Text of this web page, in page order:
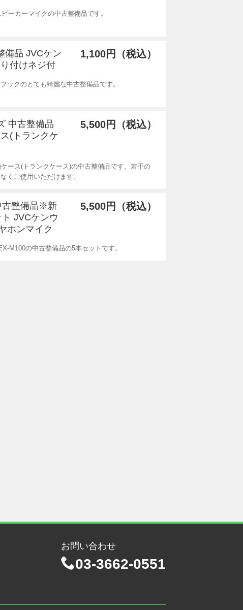
ーカーマイクの中古整備品です。
備品 JVCケン
付けネジ付
1,100円（税込）
ックのとても綺麗な中古整備品です。
中古整備品
(トランクケ
5,500円（税込）
ース(トランクケース)の中古整備品です。若干の
くご使用いただけます。
古整備品※新
JVCケンウ
ホンマイク
5,500円（税込）
M100の中古整備品の5本セットです。
お問い合わせ
03-3662-0551